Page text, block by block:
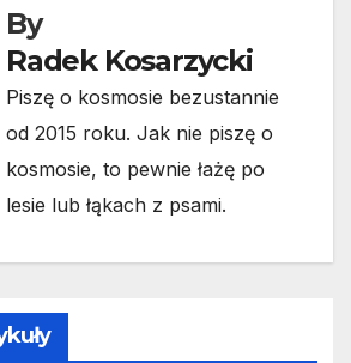
By
Radek Kosarzycki
Piszę o kosmosie bezustannie
od 2015 roku. Jak nie piszę o
kosmosie, to pewnie łażę po
lesie lub łąkach z psami.